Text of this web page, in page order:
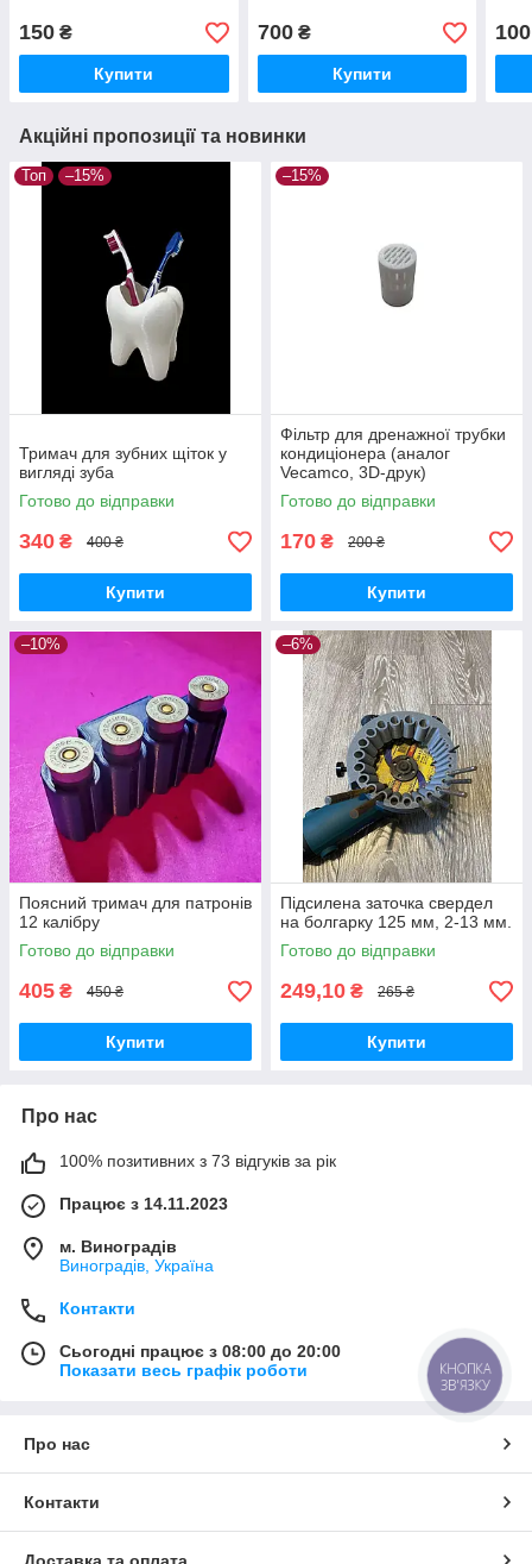
150 ₴
Купити
700₴
Купити
100
Акційні пропозиції та новинки
Топ –15%
Тримач для зубних щіток у
вигляді зуба
Готово до відправки
340 ₴ 400 ₴
Купити
–15%
Фільтр для дренажної трубки
кондиціонера (аналог
Vecamco, 3D-друк)
Готово до відправки
170 ₴ 200 ₴
Купити
–10%
Поясний тримач для патронів
12 калібру
Готово до відправки
405 ₴ 450 ₴
Купити
–6%
Підсилена заточка свердел
на болгарку 125 мм, 2-13 мм.
Готово до відправки
249,10 ₴ 265 ₴
Купити
Про нас
100% позитивних з 73 відгуків за рік
Працює з 14.11.2023
м. Виноградів
Виноградів, Україна
Контакти
Сьогодні працює з 08:00 до 20:00
Показати весь графік роботи
Про нас
Контакти
КНОПКА
ЗВ'ЯЗКУ